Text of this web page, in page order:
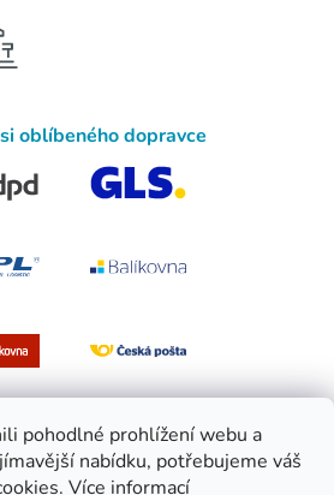
pohodlné prohlížení webu a
nabídku, potřebujeme váš
Více informací
oblíbeného dopravce